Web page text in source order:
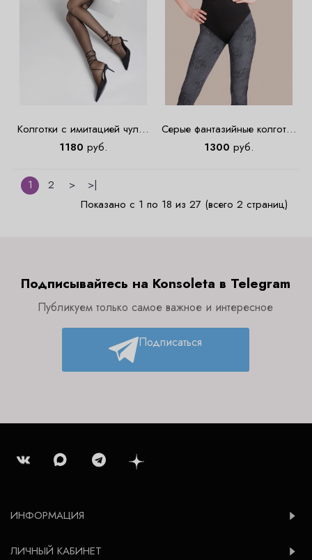
Колготки с имитацией чулок
Zazu Z02 Black
1180 руб.
Серые фантазийные колготки
Fiona с цветочным узором
1300 руб.
1 2 >
>|
Показано с 1 по 18 из 27 (всего 2 страниц)
Подписывайтесь на Konsoleta в Telegram
Публикуем только самое важное и интересное
Подписаться
ИНФОРМАЦИЯ
ЛИЧНЫЙ КАБИНЕТ